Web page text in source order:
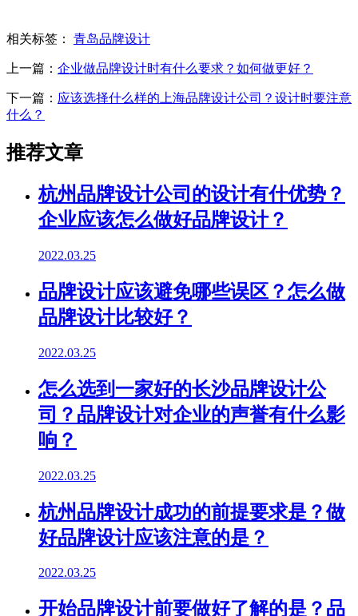
相关标签： 青岛品牌设计
上一篇： 企业做品牌设计时有什么要求？如何做更好？
下一篇： 应该选择什么样的上海品牌设计公司？设计时要注意
什么？
推荐文章
杭州品牌设计公司的设计有什优势？
企业应该怎么做好品牌设计？
2022.03.25
品牌设计应该避免哪些误区？怎么做
品牌设计比较好？
2022.03.25
怎么选到一家好的长沙品牌设计公
司？品牌设计对企业的声誉有什么影
响？
2022.03.25
杭州品牌设计成功的前提要求是？做
好品牌设计应该注意的是？
2022.03.25
开始品牌设计前要做好了解的是？品